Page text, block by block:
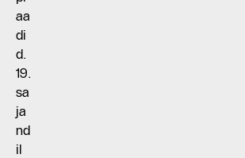
aa
di
d.
19.
sa
ja
nd
il